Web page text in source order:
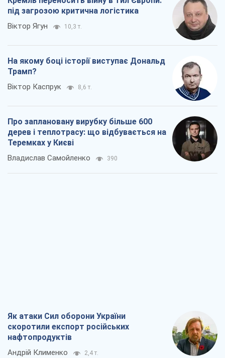
під загрозою критична логістика
Віктор Ягун 10,3 т.
На якому боці історії виступає Дональд
Трамп?
Віктор Каспрук 8,6 т.
Про заплановану вирубку більше 600
дерев і теплотрасу: що відбувається на
Теремках у Києві
Владислав Самойленко 390
Як атаки Сил оборони України
скоротили експорт російських
нафтопродуктів
Андрій Клименко 2,4 т.